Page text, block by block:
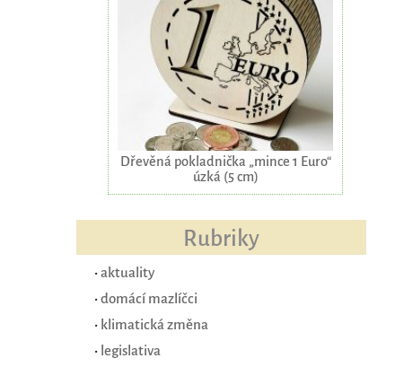
Dřevěná pokladnička „mince 1 Euro“
úzká (5 cm)
Rubriky
•aktuality
•domácí mazlíčci
• klimatická změna
• legislativa